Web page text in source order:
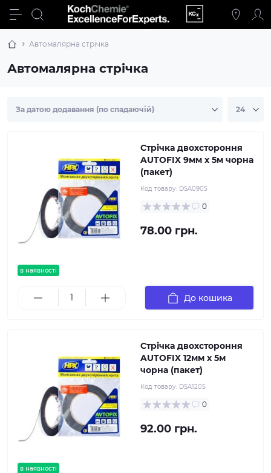
Автомалярна стрічка
Автомалярна стрічка
в наявності
Стрічка двохстороння
AUTOFIX 9мм x 5м чорна
(пакет)
Код товару: DSA0905
0
78.00 грн.
До кошика
в наявності
Стрічка двохстороння
AUTOFIX 12мм x 5м
чорна (пакет)
Код товару: DSA1205
0
92.00 грн.